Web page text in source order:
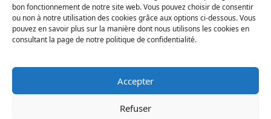
bon fonctionnement de notre site web. Vous pouvez choisir de consentir
ou non à notre utilisation des cookies grâce aux options ci-dessous. Vous
pouvez en savoir plus sur la manière dont nous utilisons les cookies en
consultant la page de notre politique de confidentialité.
Accepter
Refuser
à notre newsletter
Le Bégonia d’Or 2024